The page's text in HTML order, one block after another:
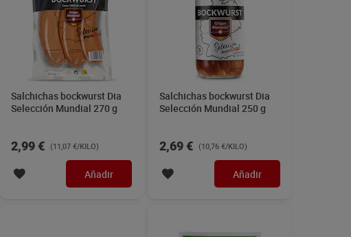
Salchichas bockwurst Dia
Selección Mundial 270 g
2,99 € (11,07 €/KILO)
Añadir
Salchichas bockwurst Dia
Selección Mundial 250 g
2,69 € (10,76 €/KILO)
Añadir